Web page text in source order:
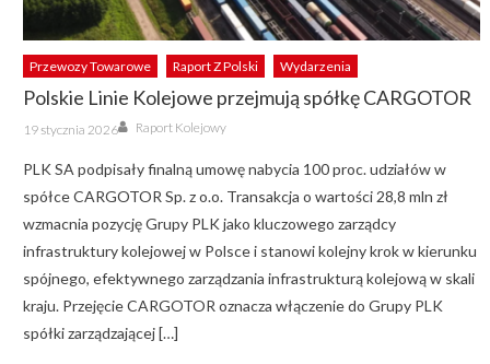
Przewozy Towarowe Raport Z Polski Wydarzenia
Polskie Linie Kolejowe przejmują spółkę CARGOTOR
Posted
on
19 stycznia 2026 Author
Raport Kolejowy
PLK SA podpisały finalną umowę nabycia 100 proc. udziałów w
spółce CARGOTOR Sp. z o.o. Transakcja o wartości 28,8 mln zł
wzmacnia pozycję Grupy PLK jako kluczowego zarządcy
infrastruktury kolejowej w Polsce i stanowi kolejny krok w kierunku
spójnego, efektywnego zarządzania infrastrukturą kolejową w skali
kraju. Przejęcie CARGOTOR oznacza włączenie do Grupy PLK
spółki zarządzającej […]